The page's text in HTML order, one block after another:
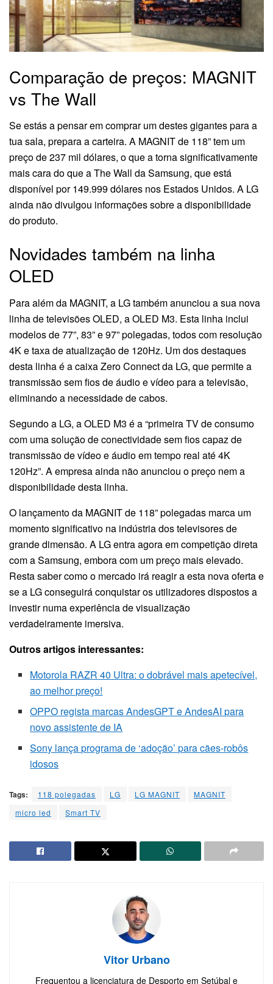
Comparação de preços: MAGNIT
vs The Wall
Se estás a pensar em comprar um destes gigantes para a
tua sala, prepara a carteira. A MAGNIT de 118” tem um
preço de 237 mil dólares, o que a torna significativamente
mais cara do que a The Wall da Samsung, que está
disponível por 149.999 dólares nos Estados Unidos. A LG
ainda não divulgou informações sobre a disponibilidade
do produto.
Novidades também na linha
OLED
Para além da MAGNIT, a LG também anunciou a sua nova
linha de televisões OLED, a OLED M3. Esta linha inclui
modelos de 77”, 83” e 97” polegadas, todos com resolução
4K e taxa de atualização de 120Hz. Um dos destaques
desta linha é a caixa Zero Connect da LG, que permite a
transmissão sem fios de áudio e vídeo para a televisão,
eliminando a necessidade de cabos.
Segundo a LG, a OLED M3 é a “primeira TV de consumo
com uma solução de conectividade sem fios capaz de
transmissão de vídeo e áudio em tempo real até 4K
120Hz”. A empresa ainda não anunciou o preço nem a
disponibilidade desta linha.
O lançamento da MAGNIT de 118” polegadas marca um
momento significativo na indústria dos televisores de
grande dimensão. A LG entra agora em competição direta
com a Samsung, embora com um preço mais elevado.
Resta saber como o mercado irá reagir a esta nova oferta e
se a LG conseguirá conquistar os utilizadores dispostos a
investir numa experiência de visualização
verdadeiramente imersiva.
Outros artigos interessantes:
Motorola RAZR 40 Ultra: o dobrável mais apetecível,
ao melhor preço!
OPPO regista marcas AndesGPT e AndesAI para
novo assistente de IA
Sony lança programa de ‘adoção’ para cães-robôs
idosos
Tags: 118 polegadas LG LG MAGNIT
MAGNIT
micro led
Smart TV
Vitor Urbano
Frequentou a licenciatura de Desporto em Setúbal e